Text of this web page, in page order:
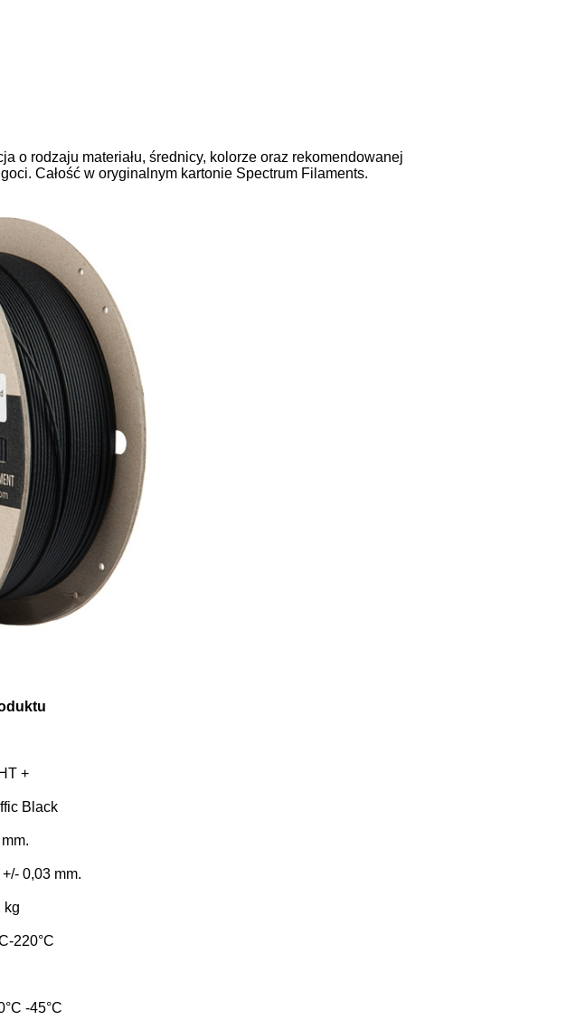
o rodzaju materiału, średnicy, kolorze oraz rekomendowanej
Całość w oryginalnym kartonie Spectrum Filaments.
+
Black
0,03 mm.
kg
-220°C
°C -45°C